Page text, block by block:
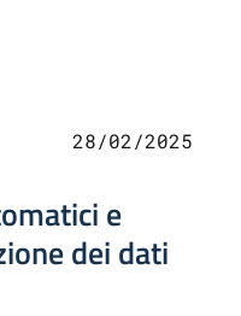
28/02/2025
e
dei dati